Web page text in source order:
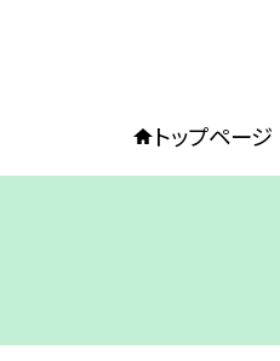
トップページ